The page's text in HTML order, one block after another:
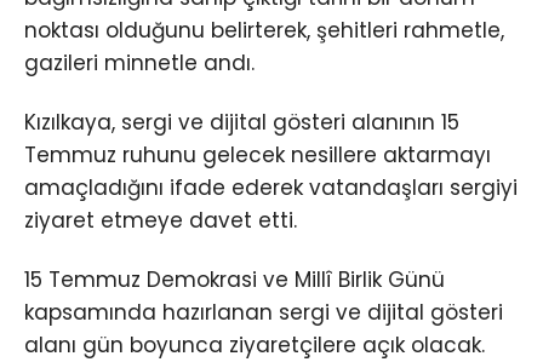
noktası olduğunu belirterek, şehitleri rahmetle,
gazileri minnetle andı.
Kızılkaya, sergi ve dijital gösteri alanının 15
Temmuz ruhunu gelecek nesillere aktarmayı
amaçladığını ifade ederek vatandaşları sergiyi
ziyaret etmeye davet etti.
15 Temmuz Demokrasi ve Millî Birlik Günü
kapsamında hazırlanan sergi ve dijital gösteri
alanı gün boyunca ziyaretçilere açık olacak.